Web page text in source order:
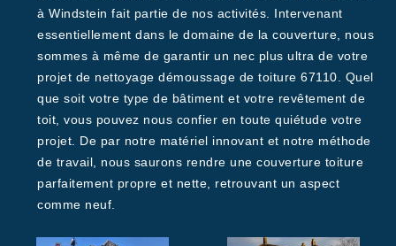
à Windstein fait partie de nos activités. Intervenant
essentiellement dans le domaine de la couverture, nous
sommes à même de garantir un nec plus ultra de votre
projet de nettoyage démoussage de toiture 67110. Quel
que soit votre type de bâtiment et votre revêtement de
toit, vous pouvez nous confier en toute quiétude votre
projet. De par notre matériel innovant et notre méthode
de travail, nous saurons rendre une couverture toiture
parfaitement propre et nette, retrouvant un aspect
comme neuf.